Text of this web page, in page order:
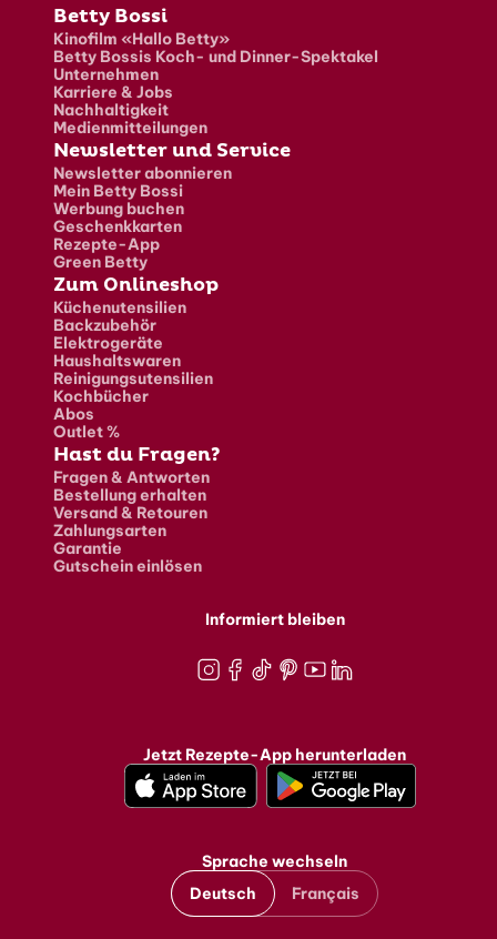
Fusszeile
Betty Bossi
Kinofilm «Hallo Betty»
Betty Bossis Koch- und Dinner-Spektakel
Unternehmen
Karriere & Jobs
Nachhaltigkeit
Medienmitteilungen
Newsletter und Service
Newsletter abonnieren
Mein Betty Bossi
Werbung buchen
Geschenkkarten
Rezepte-App
Green Betty
Zum Onlineshop
Küchenutensilien
Backzubehör
Elektrogeräte
Haushaltswaren
Reinigungsutensilien
Kochbücher
Abos
Outlet %
Hast du Fragen?
Fragen & Antworten
Bestellung erhalten
Versand & Retouren
Zahlungsarten
Garantie
Gutschein einlösen
Informiert bleiben
Jetzt Rezepte-App herunterladen
Sprache wechseln
Deutsch
Français